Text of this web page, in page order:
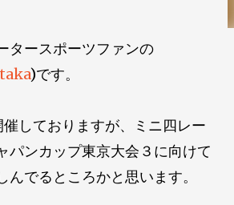
タースポーツファンの
)です。
しておりますが、ミニ四レー
パンカップ東京大会３に向けて
んでるところかと思います。